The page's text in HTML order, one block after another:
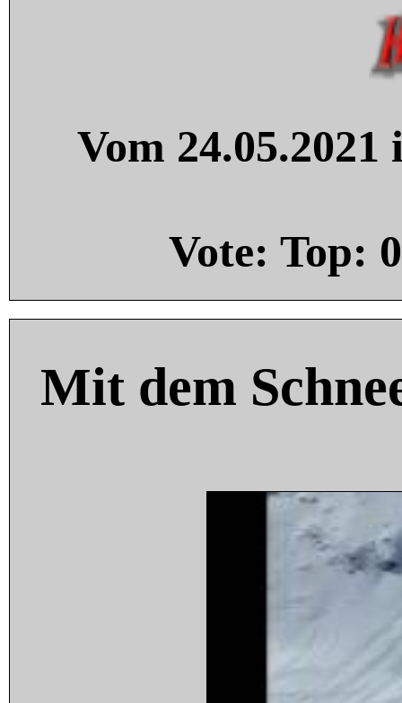
Vom
Vote: Top: 0
Mit dem